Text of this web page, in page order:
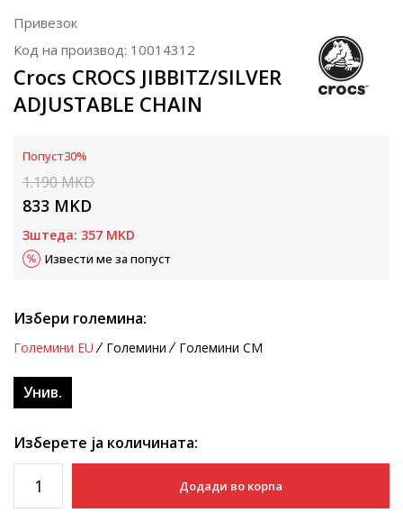
Привезок
Код на производ: 10014312
Crocs CROCS JIBBITZ/SILVER
ADJUSTABLE CHAIN
Попуст30%
1.190MKD
833 MKD
Зштеда: 357 MKD
Извести ме за попуст
Избери големина:
Големини EU Големини Големини CM
Унив.
Изберете ја количината:
Додади во корпа